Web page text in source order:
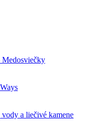
Medosviečky
a liečivé kamene